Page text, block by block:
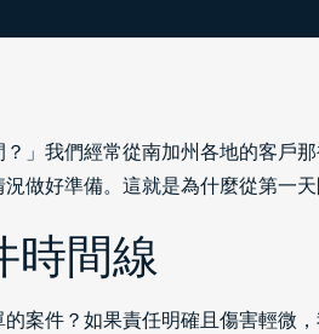
」我們經常從南加州各地的客
做好準備。這就是為什麼從第一
時間線
案件？如果責任明確且傷害輕微